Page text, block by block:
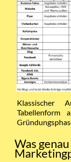
Klassischer
Tabellenform
Was